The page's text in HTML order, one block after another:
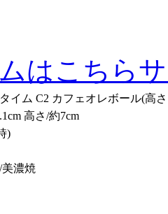
はこちら
イム C2 カフェオレボール(高さ
高さ/約7cm
)
美濃焼